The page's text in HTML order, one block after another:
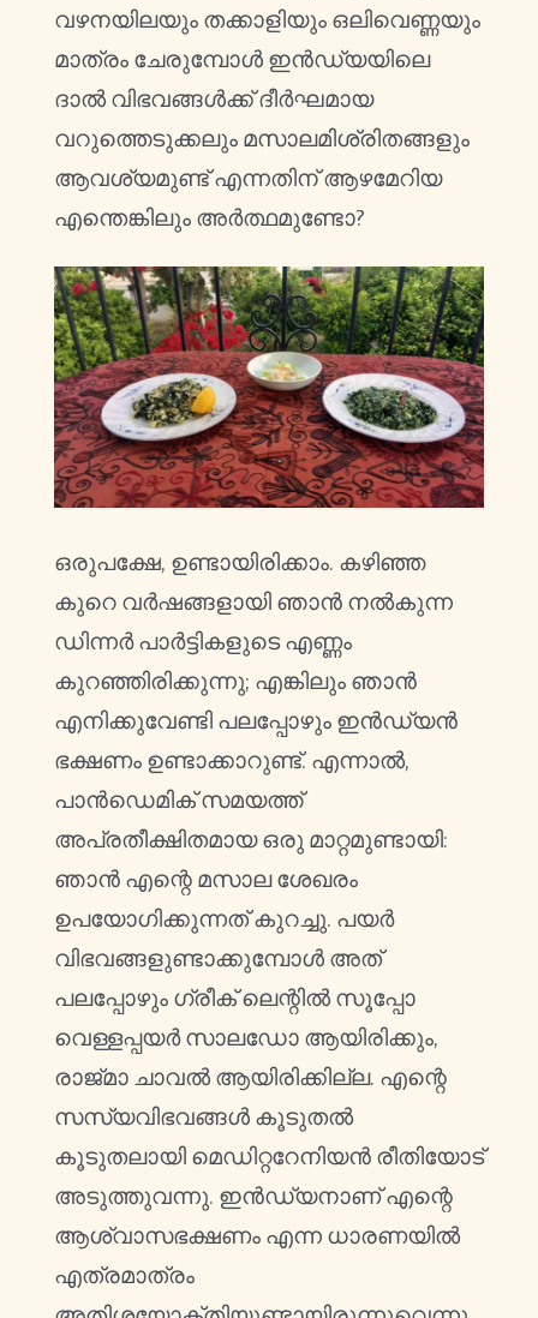
വഴനയിലയും തക്കാളിയും ഒലിവെണ്ണയും
മാത്രം ചേരുമ്പോൾ ഇൻഡ്യയിലെ
ദാൽ വിഭവങ്ങൾക്ക് ദീർഘമായ
വറുത്തെടുക്കലും മസാലമിശ്രിതങ്ങളും
ആവശ്യമുണ്ട് എന്നതിന് ആഴമേറിയ
എന്തെങ്കിലും അർത്ഥമുണ്ടോ?
ഒരുപക്ഷേ, ഉണ്ടായിരിക്കാം. കഴിഞ്ഞ
കുറെ വർഷങ്ങളായി ഞാൻ നൽകുന്ന
ഡിന്നർ പാർട്ടികളുടെ എണ്ണം
കുറഞ്ഞിരിക്കുന്നു; എങ്കിലും ഞാൻ
എനിക്കുവേണ്ടി പലപ്പോഴും ഇൻഡ്യൻ
ഭക്ഷണം ഉണ്ടാക്കാറുണ്ട്. എന്നാൽ,
പാൻഡെമിക് സമയത്ത്
അപ്രതീക്ഷിതമായ ഒരു മാറ്റമുണ്ടായി:
ഞാൻ എന്റെ മസാല ശേഖരം
ഉപയോഗിക്കുന്നത് കുറച്ചു. പയർ
വിഭവങ്ങളുണ്ടാക്കുമ്പോൾ അത്
പലപ്പോഴും ഗ്രീക് ലെന്റിൽ സൂപ്പോ
വെള്ളപ്പയർ സാലഡോ ആയിരിക്കും,
രാജ്മാ ചാവൽ ആയിരിക്കില്ല. എന്റെ
സസ്യവിഭവങ്ങൾ കൂടുതൽ
കൂടുതലായി മെഡിറ്ററേനിയൻ രീതിയോട്
അടുത്തുവന്നു. ഇൻഡ്യനാണ് എന്റെ
ആശ്വാസഭക്ഷണം എന്ന ധാരണയിൽ
എത്രമാത്രം